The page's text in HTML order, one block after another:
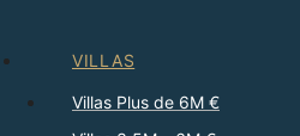
VILLAS
Villas Plus de 6M €